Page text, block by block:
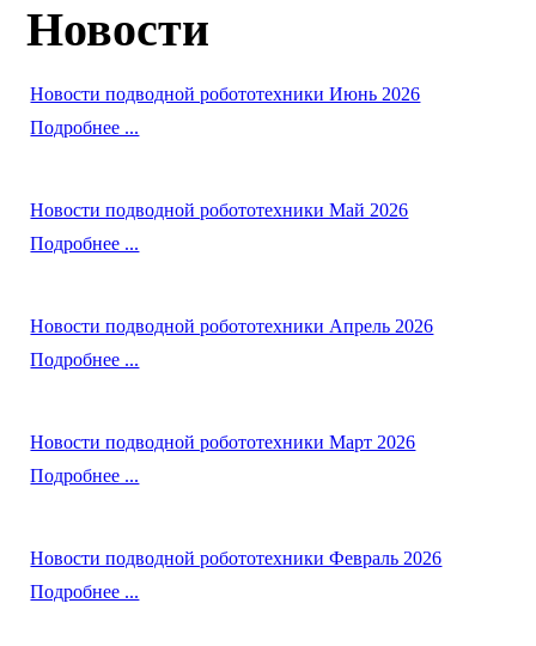
Новости
Новости подводной робототехники Июнь 2026
Подробнее ...
Новости подводной робототехники Май 2026
Подробнее ...
Новости подводной робототехники Апрель 2026
Подробнее ...
Новости подводной робототехники Март 2026
Подробнее ...
Новости подводной робототехники Февраль 2026
Подробнее ...